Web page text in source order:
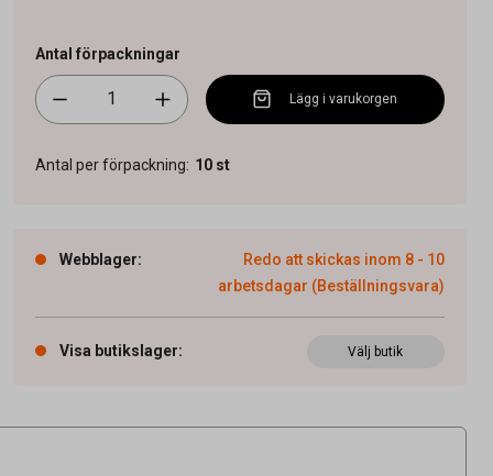
Antal förpackningar
Lägg i varukorgen
Antal per förpackning: 10 st
Webblager:
Redo att skickas inom 8 - 10
arbetsdagar (Beställningsvara)
Visa butikslager: Välj butik